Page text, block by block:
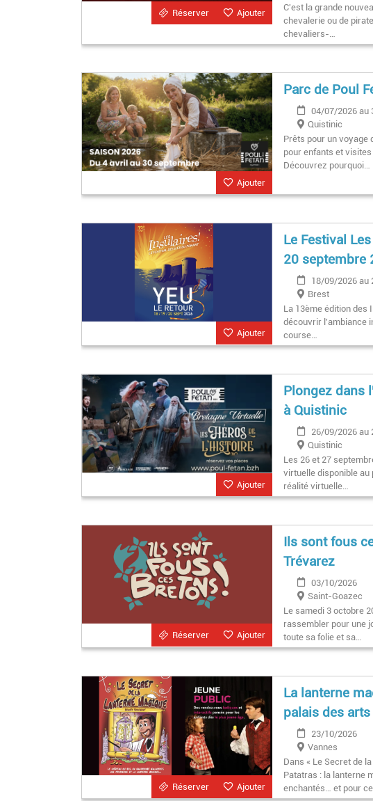
Ajouter
Réserver
C'est la grande
chevalerie ou de
chevaliers-…
Ajouter
Parc de Poul
04/07/2026 au
Quistinic
Prêts pour un voyage
pour enfants et
Découvrez pourquoi…
Ajouter
Le Festival
20 septembre
18/09/2026 au
Brest
La 13ème édition des
découvrir l'ambiance
course…
Ajouter
Plongez dans
à Quistinic
26/09/2026 au
Quistinic
Les 26 et 27
virtuelle disponible au
réalité virtuelle…
Ajouter
Réserver
Ils sont fous
Trévarez
03/10/2026
Saint-Goazec
Le samedi 3 octobre
rassembler pour une
toute sa folie et sa…
Ajouter
Réserver
La lanterne
palais des
23/10/2026
Vannes
Dans « Le Secret de
Patatras : la lanterne
enchantés… et pour